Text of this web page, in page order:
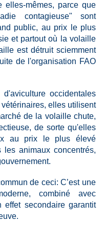
elles-mêmes, parce que
contagieuse" sont
public, au prix le plus
et partout où la volaille
est détruit sciemment
de l'organisation FAO
occidentales
elles utilisent
de la volaille chute,
de sorte qu'elles
au prix le plus élevé
animaux concentrés,
de ceci: C’est une
combiné avec
effet secondaire garantit